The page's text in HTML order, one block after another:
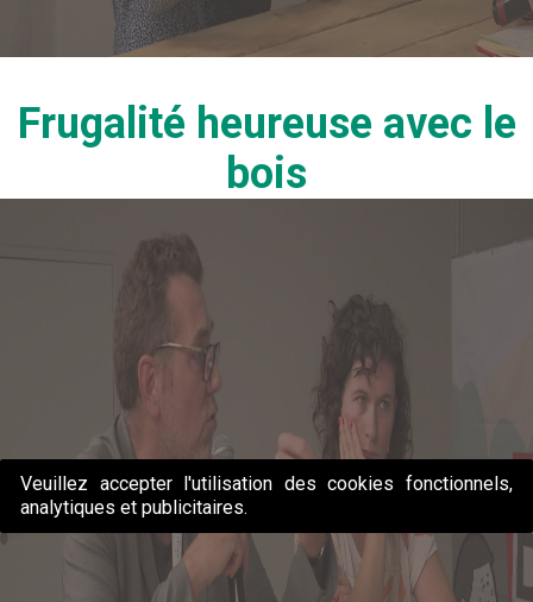
Frugalité heureuse avec le
bois
Veuillez accepter l'utilisation des cookies fonctionnels,
analytiques et publicitaires.